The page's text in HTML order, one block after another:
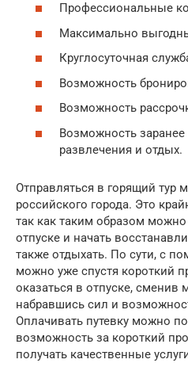
Профессиональные
Максимально
Круглосуточная
Возможность
Возможность
Возможность
развлечения и отдых.
Отправляться в горящий тур
российского города. Это
так как таким образом
отпуске и начать
также отдыхать. По сути, с
можно уже спустя короткий
оказаться в отпуске, сменив
набравшись сил и
Оплачивать путевку можно
возможность за короткий
получать качественные